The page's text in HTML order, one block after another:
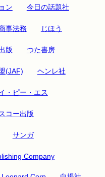
ン 今日の話題社
事法務 じほう
版 つた書房
(JAF) ヘンレ社
・ピー・エス
コー出版
サンガ
Company